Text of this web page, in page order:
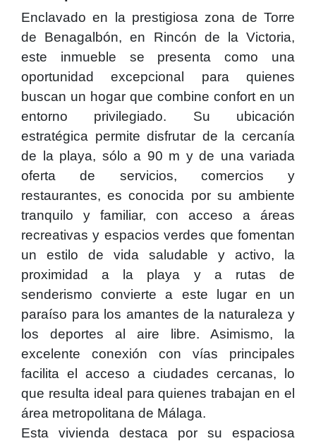
Enclavado en la prestigiosa zona de Torre
de Benagalbón, en Rincón de la Victoria,
este inmueble se presenta como una
oportunidad excepcional para quienes
buscan un hogar que combine confort en un
entorno privilegiado. Su ubicación
estratégica permite disfrutar de la cercanía
de la playa, sólo a 90 m y de una variada
oferta de servicios, comercios y
restaurantes, es conocida por su ambiente
tranquilo y familiar, con acceso a áreas
recreativas y espacios verdes que fomentan
un estilo de vida saludable y activo, la
proximidad a la playa y a rutas de
senderismo convierte a este lugar en un
paraíso para los amantes de la naturaleza y
los deportes al aire libre. Asimismo, la
excelente conexión con vías principales
facilita el acceso a ciudades cercanas, lo
que resulta ideal para quienes trabajan en el
área metropolitana de Málaga.
Esta vivienda destaca por su espaciosa